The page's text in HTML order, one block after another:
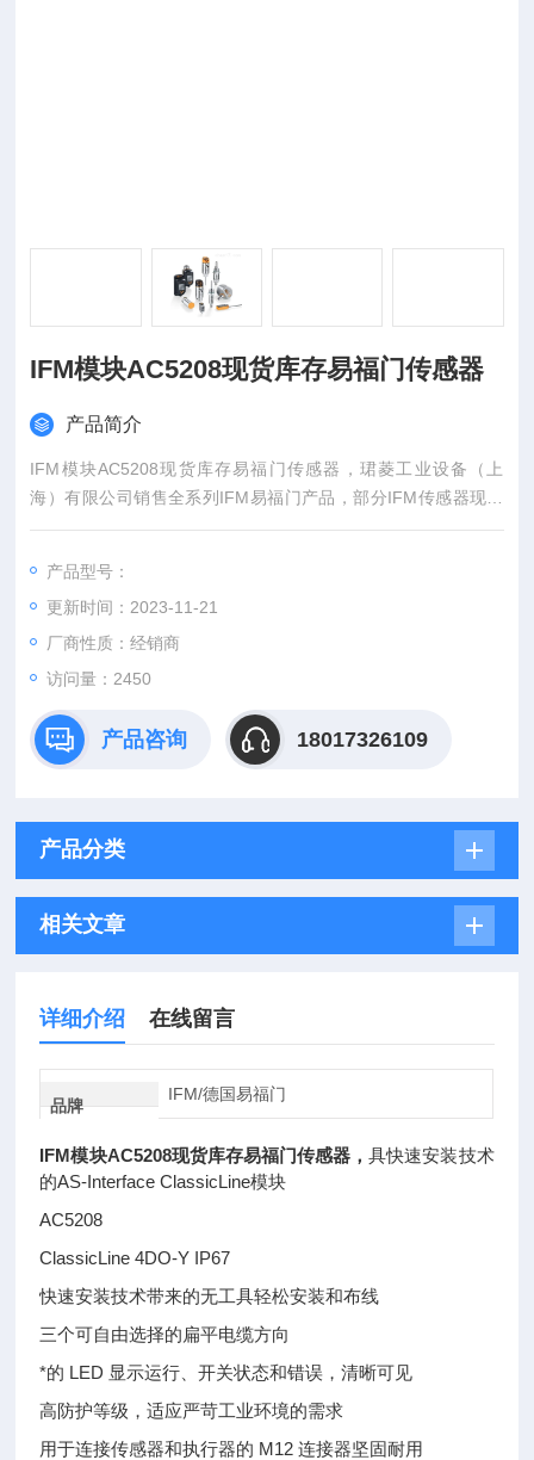
IFM模块AC5208现货库存易福门传感器
产品简介
IFM模块AC5208现货库存易福门传感器，珺菱工业设备（上
海）有限公司销售全系列IFM易福门产品，部分IFM传感器现货
库存现货，价格好。
产品型号：
更新时间：2023-11-21
厂商性质：经销商
访问量：2450
产品咨询 18017326109
产品分类
相关文章
详细介绍 在线留言
品牌
IFM/德国易福门
IFM模块AC5208现货库存易福门传感器 ，具快速安装技术
的AS-Interface ClassicLine模块
AC5208
ClassicLine 4DO-Y IP67
快速安装技术带来的无工具轻松安装和布线
三个可自由选择的扁平电缆方向
*的 LED 显示运行、开关状态和错误，清晰可见
高防护等级，适应严苛工业环境的需求
用于连接传感器和执行器的 M12 连接器坚固耐用